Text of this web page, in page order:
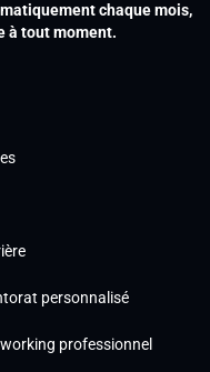
chaque mois,
à tout moment.
personnalisé
professionnel